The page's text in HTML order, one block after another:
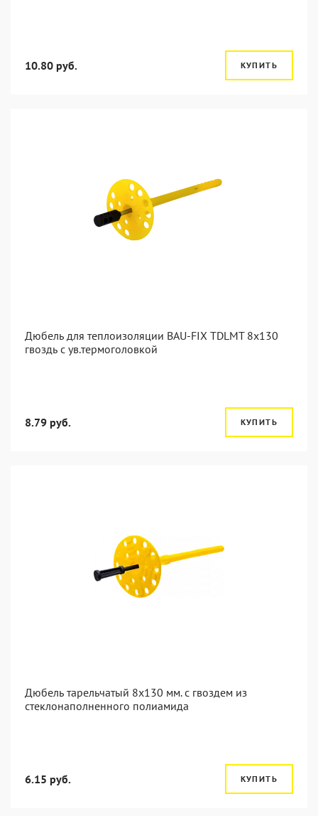
10.80 руб. КУПИТЬ
Дюбель для теплоизоляции BAU-FIX TDLMT 8x130
гвоздь с ув.термоголовкой
8.79 руб. КУПИТЬ
Дюбель тарельчатый 8x130 мм. c гвоздем из
стеклонаполненного полиамида
6.15 руб. КУПИТЬ